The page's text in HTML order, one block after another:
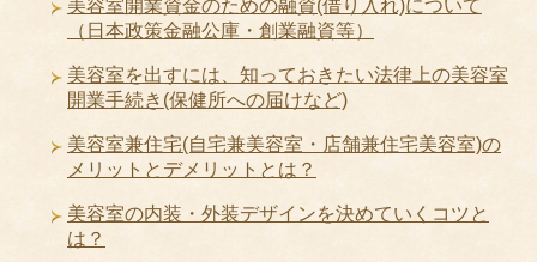
美容室開業資金のための融資(借り入れ)について
（日本政策金融公庫・創業融資等）
美容室を出すには、知っておきたい法律上の美容室
開業手続き(保健所への届けなど)
美容室兼住宅(自宅兼美容室・店舗兼住宅美容室)の
メリットとデメリットとは？
美容室の内装・外装デザインを決めていくコツと
は？